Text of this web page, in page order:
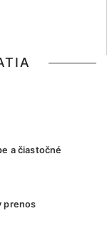
a čiastočné
prenos